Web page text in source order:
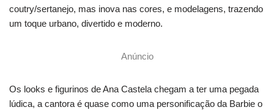
coutry/sertanejo, mas inova nas cores, e modelagens, trazendo
um toque urbano, divertido e moderno.
Anúncio
Os looks e figurinos de Ana Castela chegam a ter uma pegada
lúdica, a cantora é quase como uma personificação da Barbie o